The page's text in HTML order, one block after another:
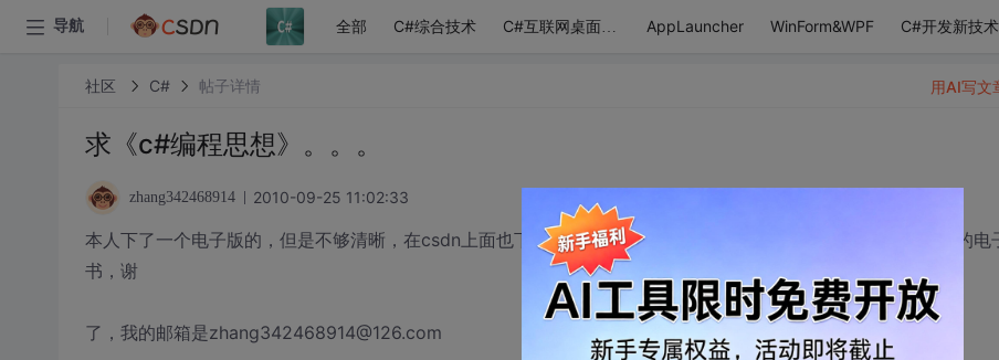
导航 全部 C#综合技术 C#互联网桌面应用 AppLauncher WinForm&WPF C#开发新技术
社区 C# 帖子详情
求《c#编程思想》。。。
zhang342468914 2010-09-25 11:02:33
本人下了一个电子版的，但是不够清晰，在csdn上面也下了几个，都是不太清晰，麻烦那个知道有没有比较清晰的电
书，谢
了，我的邮箱是zhang342468914@126.com
用AI写文